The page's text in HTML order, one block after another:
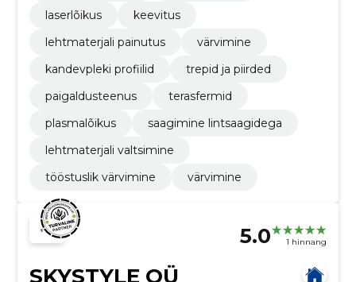
laserlõikus
keevitus
lehtmaterjali painutus
värvimine
kandevpleki profiilid
trepid ja piirded
paigaldusteenus
terasfermid
plasmalõikus
saagimine lintsaagidega
lehtmaterjali valtsimine
tööstuslik värvimine
värvimine
5.0 1 hinnang
SKYSTYLE OÜ